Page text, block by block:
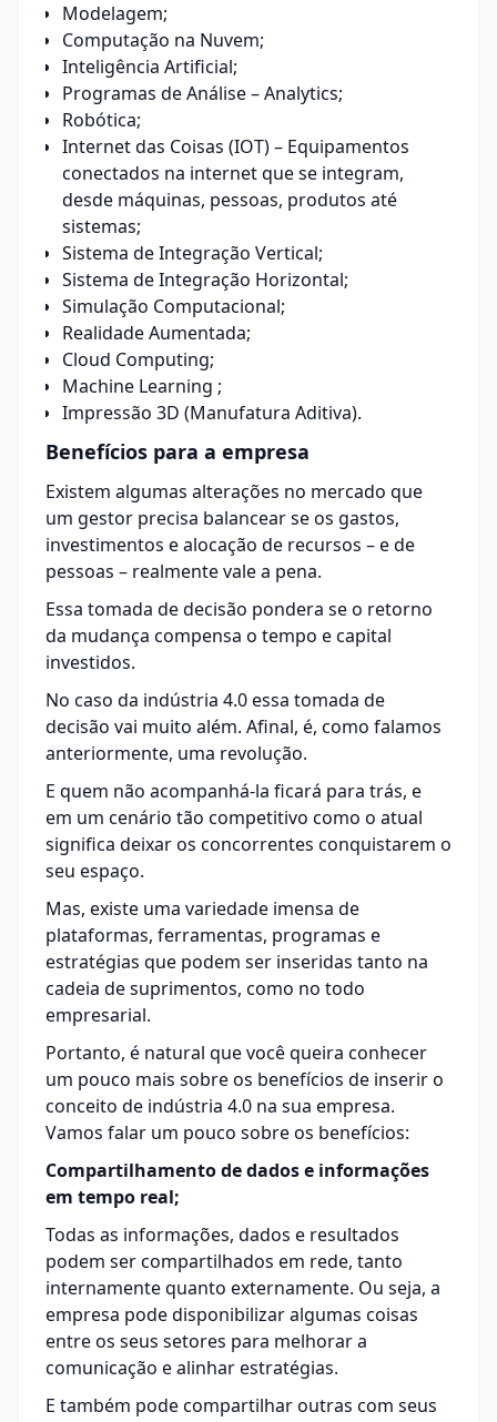
Modelagem;
Computação na Nuvem;
Inteligência Artificial;
Programas de Análise – Analytics;
Robótica;
Internet das Coisas (IOT) – Equipamentos
conectados na internet que se integram,
desde máquinas, pessoas, produtos até
sistemas;
Sistema de Integração Vertical;
Sistema de Integração Horizontal;
Simulação Computacional;
Realidade Aumentada;
Cloud Computing;
Machine Learning ;
Impressão 3D (Manufatura Aditiva).
Benefícios para a empresa
Existem algumas alterações no mercado que
um gestor precisa balancear se os gastos,
investimentos e alocação de recursos – e de
pessoas – realmente vale a pena.
Essa tomada de decisão pondera seo retorno
da mudança compensa o tempo e capital
investidos.
No caso da indústria 4.0 essa tomada de
decisão vai muito além. Afinal, é, como falamos
anteriormente, uma revolução.
E quem não acompanhá-la ficará para trás, e
em um cenário tão competitivo como o atual
significa deixar os concorrentes conquistarem o
seu espaço.
Mas, existe uma variedade imensa de
plataformas, ferramentas, programas e
estratégias que podem ser inseridas tanto na
cadeia de suprimentos, como no todo
empresarial.
Portanto, é natural que você queira conhecer
um pouco mais sobre os benefícios de inserir o
conceito de indústria 4.0 na sua empresa.
Vamos falar um pouco sobre os benefícios:
Compartilhamento de dados e informações
em tempo real;
Todas as informações, dados e resultados
podem ser compartilhados em rede, tanto
internamente quanto externamente. Ou seja, a
empresa pode disponibilizar algumas coisas
entre os seus setores para melhorar a
comunicação e alinhar estratégias.
E também pode compartilhar outras com seus